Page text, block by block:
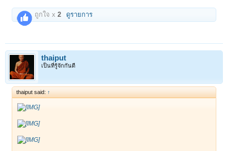
ถูกใจ x2 ดูรายการ
thaiput
เป็นที่รู้จักกันดี
thaiput said: ↑